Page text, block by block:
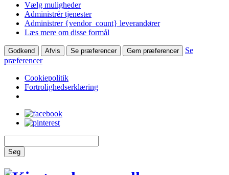
Vælg muligheder
Administrér tjenester
Administrer {vendor_count} leverandører
Læs mere om disse formål
Godkend Afvis Se præferencer Gem præferencer
Se
præferencer
Cookiepolitik
Fortrolighedserklæring
Søg